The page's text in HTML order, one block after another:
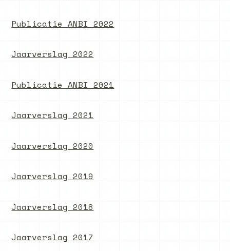
Publicatie ANBI 2022
Jaarverslag 2022
Publicatie ANBI 2021
Jaarverslag 2021
Jaarverslag 2020
Jaarverslag 2019
Jaarverslag 2018
Jaarverslag 2017